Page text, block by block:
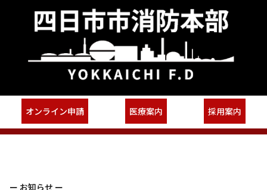
オンライン申請 医療案内 採用案内
ー お知らせ ー